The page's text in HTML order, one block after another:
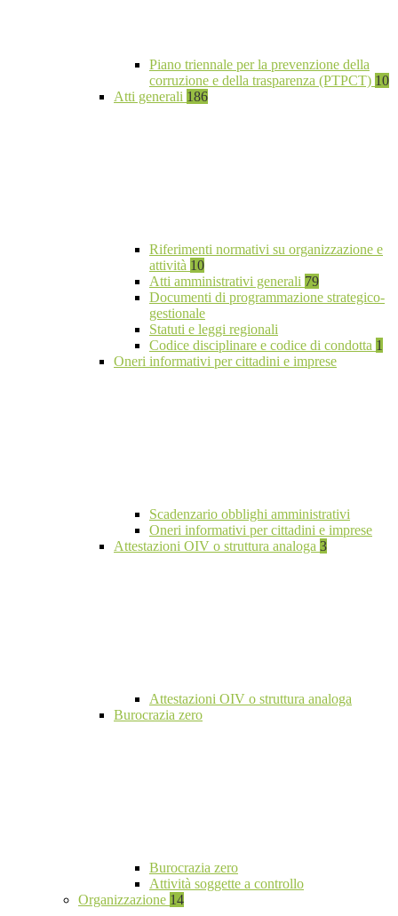
Piano triennale per la prevenzione della
corruzione e della trasparenza (PTPCT) 10
Atti generali 186
Riferimenti normativi su organizzazione e
attività 10
Atti amministrativi generali 79
Documenti di programmazione strategico-
gestionale
Statuti e leggi regionali
Codice disciplinare e codice di condotta 1
Oneri informativi per cittadini e imprese
Scadenzario obblighi amministrativi
Oneri informativi per cittadini e imprese
Attestazioni OIV o struttura analoga 3
Attestazioni OIV o struttura analoga
Burocrazia zero
Burocrazia zero
Attività soggette a controllo
Organizzazione 14